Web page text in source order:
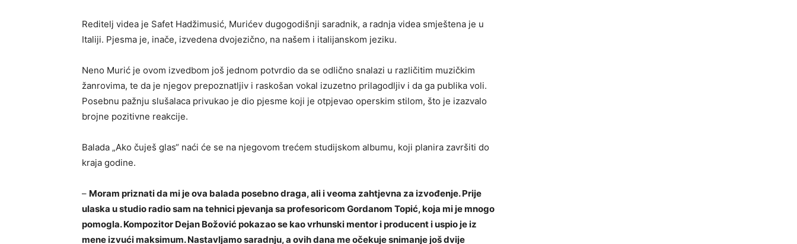
Reditelj videa je Safet Hadžimusić, Murićev dugogodišnji saradnik, a radnja videa smještena je u
Italiji. Pjesma je, inače, izvedena dvojezično, na našem i italijanskom jeziku.
Neno Murić je ovom izvedbom još jednom potvrdio da se odlično snalazi u različitim muzičkim
žanrovima, te da je njegov prepoznatljiv i raskošan vokal izuzetno prilagodljiv i da ga publika voli.
Posebnu pažnju slušalaca privukao je dio pjesme koji je otpjevao operskim stilom, što je izazvalo
brojne pozitivne reakcije.
Balada „Ako čuješ glas“ naći će se na njegovom trećem studijskom albumu, koji planira završiti do
kraja godine.
– Moram priznati da mi je ova balada posebno draga, ali i veoma zahtjevna za izvođenje. Prije
ulaska u studio radio sam na tehnici pjevanja sa profesoricom Gordanom Topić, koja mi je mnogo
pomogla. Kompozitor Dejan Božović pokazao se kao vrhunski mentor i producent i uspio je iz
mene izvući maksimum. Nastavljamo saradnju, a ovih dana me očekuje snimanje još dvije